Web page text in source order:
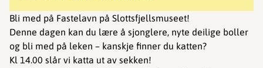
Bli med på Fastelavn på Slottsfjellsmuseet!
Denne dagen kan du lære å sjonglere, nyte deilige boller
og bli med på leken – kanskje finner du katten?
Kl 14.00 slår vi katta ut av sekken!